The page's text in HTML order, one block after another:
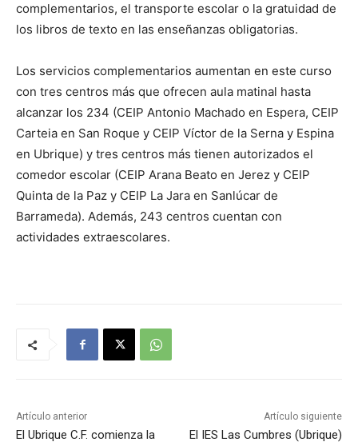
complementarios, el transporte escolar o la gratuidad de
los libros de texto en las enseñanzas obligatorias.
Los servicios complementarios aumentan en este curso
con tres centros más que ofrecen aula matinal hasta
alcanzar los 234 (CEIP Antonio Machado en Espera, CEIP
Carteia en San Roque y CEIP Víctor de la Serna y Espina
en Ubrique) y tres centros más tienen autorizados el
comedor escolar (CEIP Arana Beato en Jerez y CEIP
Quinta de la Paz y CEIP La Jara en Sanlúcar de
Barrameda). Además, 243 centros cuentan con
actividades extraescolares.
Artículo anterior
El Ubrique C.F. comienza la
Artículo siguiente
El IES Las Cumbres (Ubrique)